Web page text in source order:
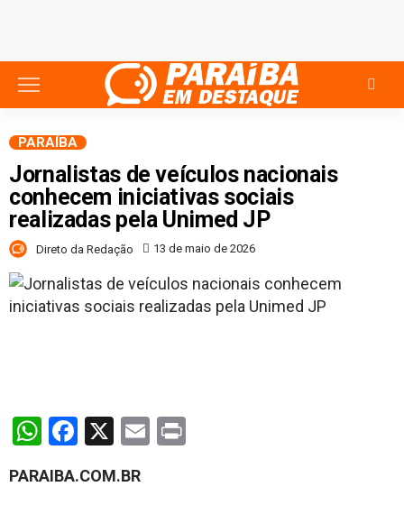
PARAÍBA
Jornalistas de veículos nacionais
conhecem iniciativas sociais
realizadas pela Unimed JP
Direto da Redação 13 de maio de 2026
WhatsApp
Facebook
X Email
PARAIBA.COM.BR